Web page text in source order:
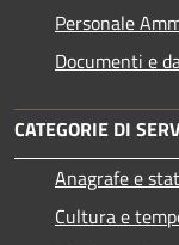
Personale
Documenti e
CATEGORIE DI
Anagrafe e
Cultura e